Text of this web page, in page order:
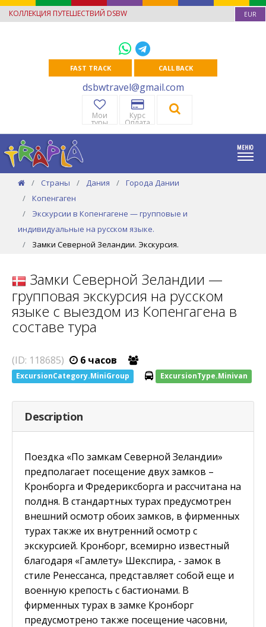
КОЛЛЕКЦИЯ ПУТЕШЕСТВИЙ DSBW EUR
FAST TRACK CALL BACK
dsbwtravel@gmail.com
Мои
туры
Курс
Оплата
Страны Дания
Города Дании
Копенгаген
Экскурсии в Копенгагене — групповые и
индивидуальные на русском языке.
Замки Северной Зеландии. Экскурсия.
Замки Северной Зеландии —
групповая экскурсия на русском
языке с выездом из Копенгагена в
составе тура
(ID: 118685) 6 часов
ExcursionCategory.MiniGroup ExcursionType.Minivan
Description
Поездка «По замкам Северной Зеландии»
предполагает посещение двух замков –
Кронборга и Фредериксборга и рассчитана на
полдня. В стандартных турах предусмотрен
внешний осмотр обоих замков, в фирменных
турах также их внутренний осмотр с
экскурсией. Кронборг, всемирно известный
благодаря «Гамлету» Шекспира, - замок в
стиле Ренессанса, представляет собой еще и
военную крепость с бастионами. В
фирменных турах в замке Кронборг
предусмотрено также посещение часовни,